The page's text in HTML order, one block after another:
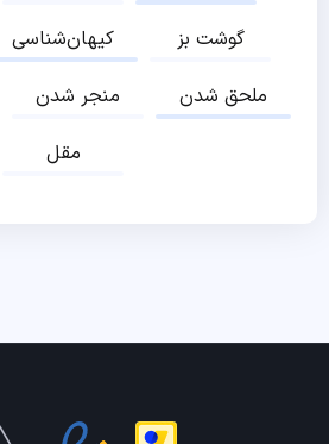
کیهان‌شناسی
گوشت بز
منجر شدن
ملحق شدن
مقل